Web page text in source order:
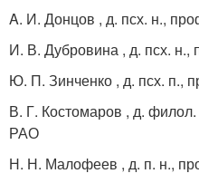
A. И. Донцов , д. псх. н.,
И. В. Дубровина , д. псх.
Ю. П. Зинченко , д. псх. п.,
В. Г. Костомаров , д.
РАО
Н. Н. Малофеев , д. п. н.,